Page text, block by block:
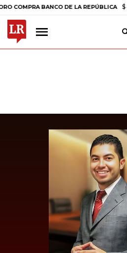
BANCO DE LA REPÚBLICA $